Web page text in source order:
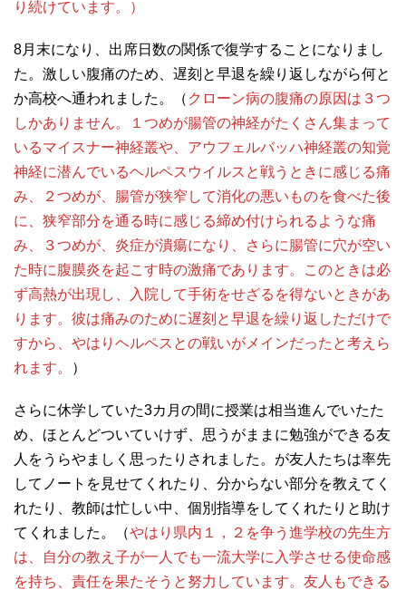
り続けています。）
8月末になり、出席日数の関係で復学することになりまし
た。激しい腹痛のため、遅刻と早退を繰り返しながら何と
か高校へ通われました。（ クローン病の腹痛の原因は３つ
しかありません。１つめが腸管の神経がたくさん集まって
いるマイスナー神経叢や、アウフェルバッハ神経叢の知覚
神経に潜んでいるヘルペスウイルスと戦うときに感じる痛
み、２つめが、腸管が狭窄して消化の悪いものを食べた後
に、狭窄部分を通る時に感じる締め付けられるような痛
み、３つめが、炎症が潰瘍になり、さらに腸管に穴が空い
た時に腹膜炎を起こす時の激痛であります。このときは必
ず高熱が出現し、入院して手術をせざるを得ないときがあ
ります。彼は痛みのために遅刻と早退を繰り返しただけで
すから、やはりヘルペスとの戦いがメインだったと考えら
れます。
）
さらに休学していた3カ月の間に授業は相当進んでいたた
め、ほとんどついていけず、思うがままに勉強ができる友
人をうらやましく思ったりされました。が友人たちは率先
してノートを見せてくれたり、分からない部分を教えてく
れたり、教師は忙しい中、個別指導をしてくれたりと助け
てくれました。（やはり県内１，２を争う進学校の先生方
は、自分の教え子が一人でも一流大学に入学させる使命感
を持ち、責任を果たそうと努力しています。友人もできる